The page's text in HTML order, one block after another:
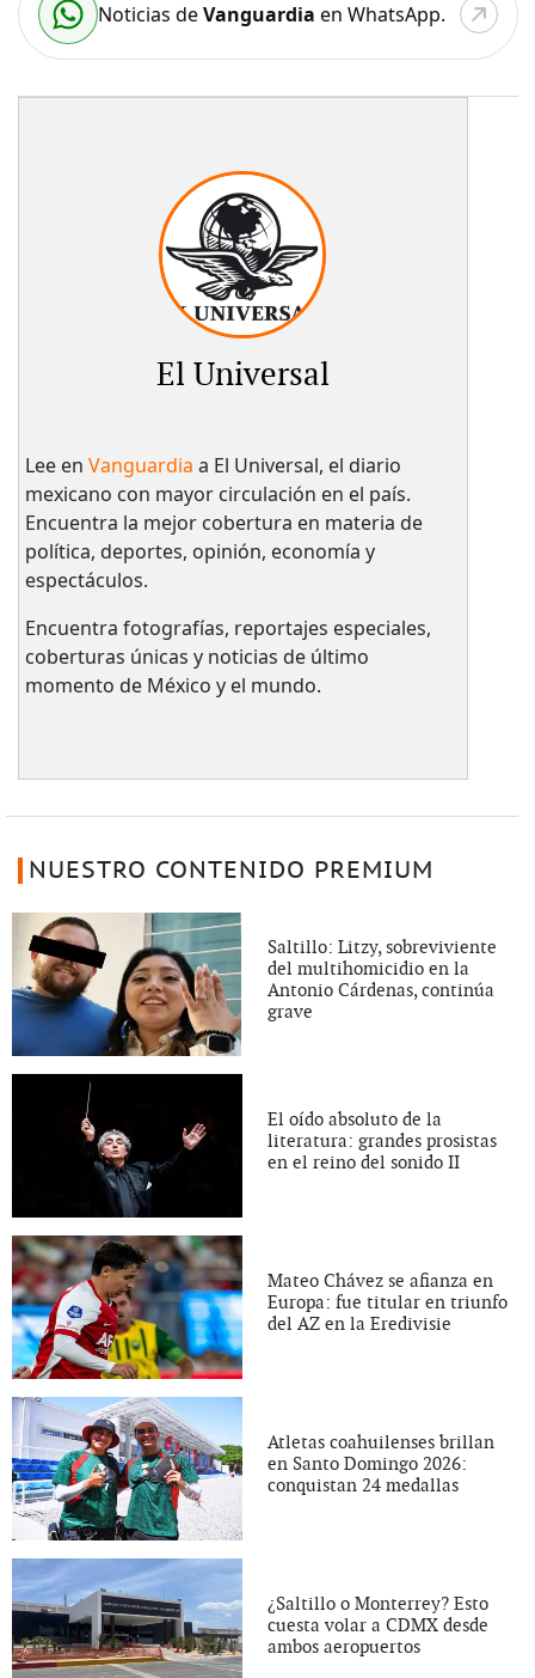
Noticias deVanguardia en WhatsApp.
El Universal
Lee en Vanguardia a El Universal, el diario
mexicano con mayor circulación en el país.​
Encuentra la mejor cobertura en materia de
política, deportes, opinión, economía y
espectáculos.
Encuentra fotografías, reportajes especiales,
coberturas únicas y noticias de último
momento de México y el mundo.
NUESTRO CONTENIDO PREMIUM
Saltillo: Litzy, sobreviviente
del multihomicidio en la
Antonio Cárdenas, continúa
grave
El oído absoluto de la
literatura: grandes prosistas
en el reino del sonido II
Mateo Chávez se afianza en
Europa: fue titular en triunfo
del AZ en la Eredivisie
Atletas coahuilenses brillan
en Santo Domingo 2026:
conquistan 24 medallas
¿Saltillo o Monterrey? Esto
cuesta volar a CDMX desde
ambos aeropuertos